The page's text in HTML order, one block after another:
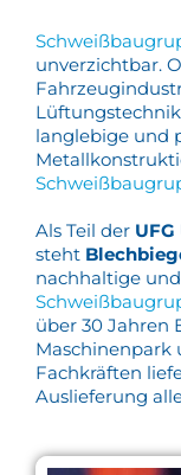
unverzichtbar.
langlebige und
Als Teil der
steht
nachhaltige
über 30 Jahren
Maschinenpark
Fachkräften
Auslieferung